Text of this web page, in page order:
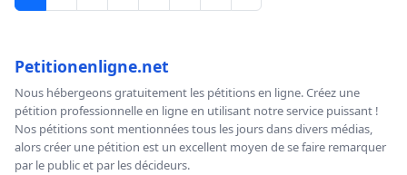
Petitionenligne.net
Nous hébergeons gratuitement les pétitions en ligne. Créez une
pétition professionnelle en ligne en utilisant notre service puissant !
Nos pétitions sont mentionnées tous les jours dans divers médias,
alors créer une pétition est un excellent moyen de se faire remarquer
par le public et par les décideurs.